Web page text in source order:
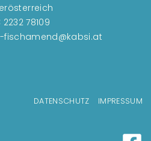
2232 78109
DATENSCHUTZ IMPRESSUM